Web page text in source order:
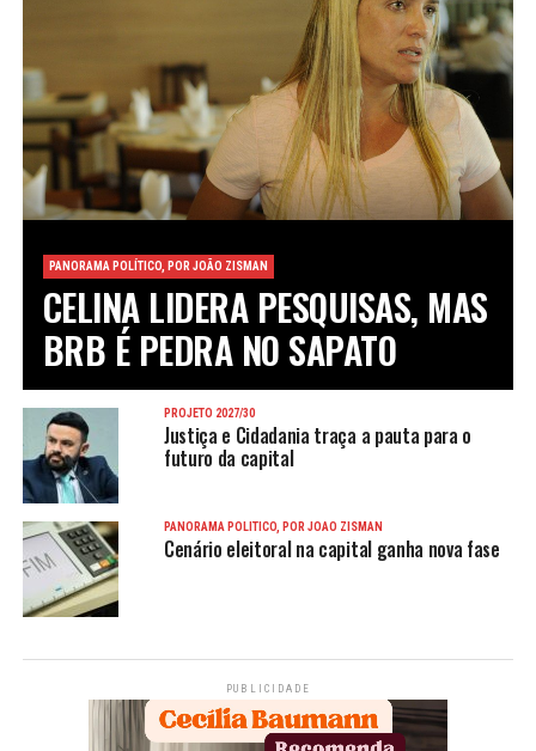
PANORAMA POLÍTICO, POR JOÃO ZISMAN
CELINA LIDERA PESQUISAS, MAS
BRB É PEDRA NO SAPATO
PROJETO 2027/30
Justiça e Cidadania traça a pauta para o
futuro da capital
PANORAMA POLÍTICO, POR JOÃO ZISMAN
Cenário eleitoral na capital ganha nova fase
PUBLICIDADE